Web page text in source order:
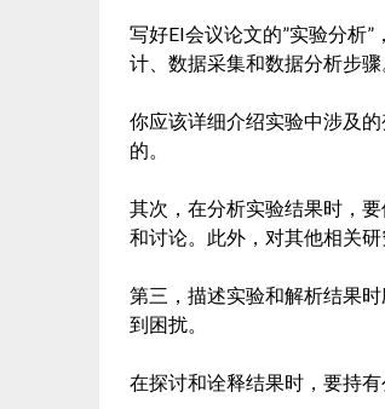
写好EI会议论文的”实验分析
计、数据采集和数据分析步骤
你应该详细介绍实验中涉及
的。
其次，在分析实验结果时，
和讨论。此外，对其他相关
第三，描述实验和解析结果
到困扰。
在探讨和诠释结果时，要持